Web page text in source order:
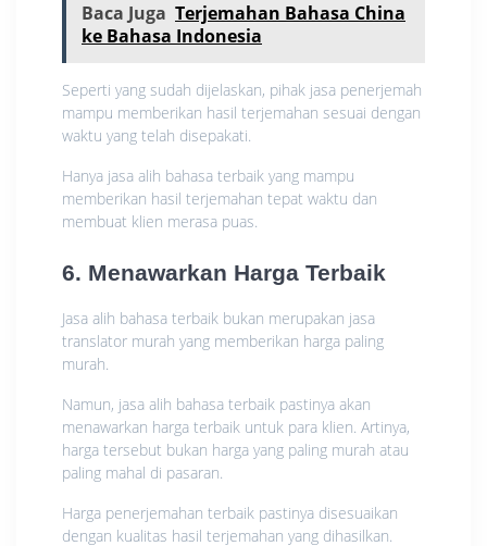
Baca Juga Terjemahan Bahasa China
ke Bahasa Indonesia
Seperti yang sudah dijelaskan, pihak jasa penerjemah
mampu memberikan hasil terjemahan sesuai dengan
waktu yang telah disepakati.
Hanya jasa alih bahasa terbaik yang mampu
memberikan hasil terjemahan tepat waktu dan
membuat klien merasa puas.
6. Menawarkan Harga Terbaik
Jasa alih bahasa terbaik bukan merupakan jasa
translator murah yang memberikan harga paling
murah.
Namun, jasa alih bahasa terbaik pastinya akan
menawarkan harga terbaik untuk para klien. Artinya,
harga tersebut bukan harga yang paling murah atau
paling mahal di pasaran.
Harga penerjemahan terbaik pastinya disesuaikan
dengan kualitas hasil terjemahan yang dihasilkan.